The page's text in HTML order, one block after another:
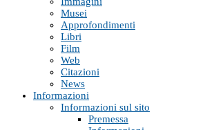
Musei
Approfondimenti
Libri
Film
Web
Citazioni
News
Informazioni
Informazioni sul sito
Premessa